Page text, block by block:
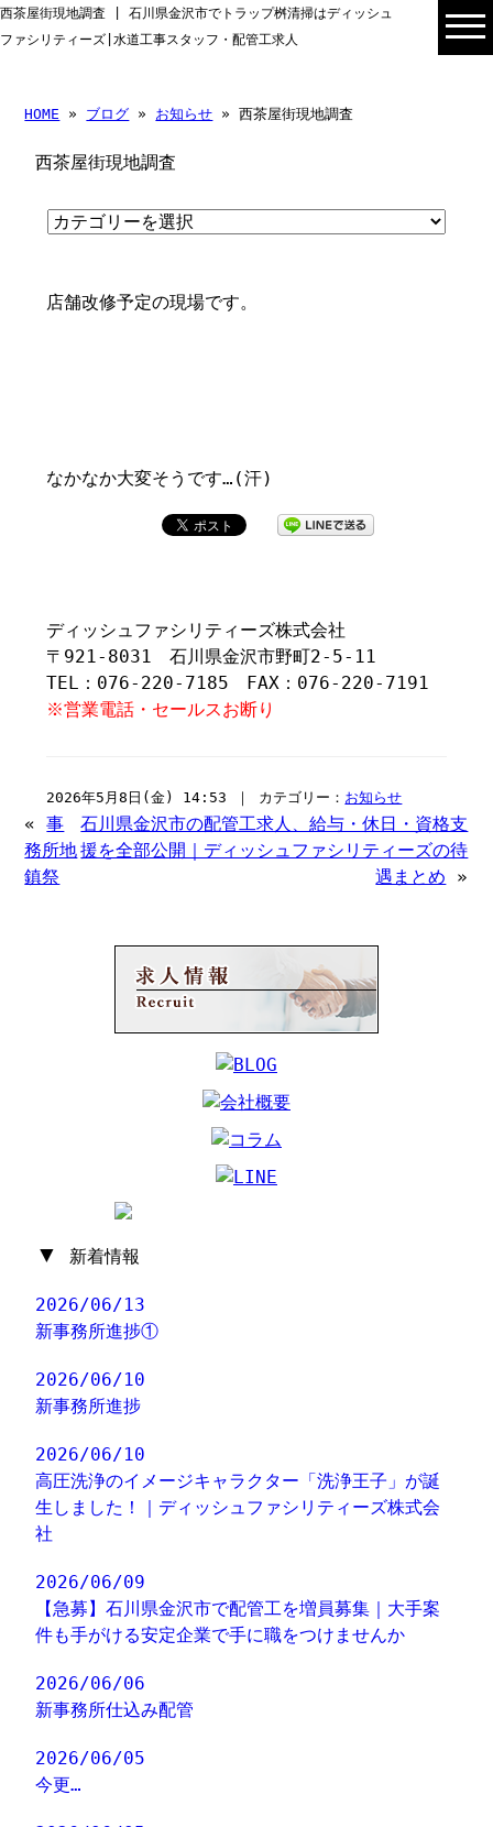
西茶屋街現地調査 | 石川県金沢市でトラップ桝清掃はディッシュ
ファシリティーズ|水道工事スタッフ・配管工求人
HOME » ブログ » お知らせ » 西茶屋街現地調査
西茶屋街現地調査
店舗改修予定の現場です。
なかなか大変そうです…(汗)
ディッシュファシリティーズ株式会社
〒921-8031 石川県金沢市野町2-5-11
TEL：076-220-7185 FAX：076-220-7191
※営業電話・セールスお断り
2026年5月8日(金) 14:53 ｜ カテゴリー： お知らせ
«事
務所地
鎮祭
石川県金沢市の配管工求人、給与・休日・資格支
援を全部公開｜ディッシュファシリティーズの待
遇まとめ »
▼ 新着情報
2026/06/13
新事務所進捗①
2026/06/10
新事務所進捗
2026/06/10
高圧洗浄のイメージキャラクター「洗浄王子」が誕
生しました！｜ディッシュファシリティーズ株式会
社
2026/06/09
【急募】石川県金沢市で配管工を増員募集｜大手案
件も手がける安定企業で手に職をつけませんか
2026/06/06
新事務所仕込み配管
2026/06/05
今更…